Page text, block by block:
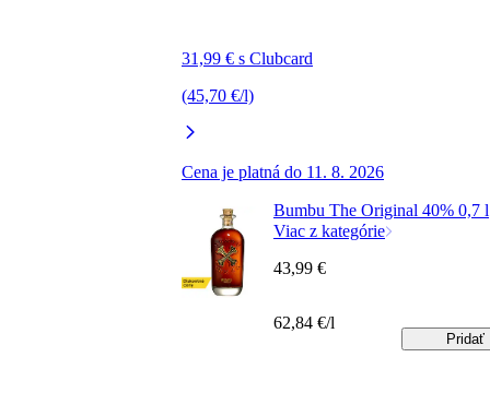
31,99 € s Clubcard
(45,70 €/l)
Cena je platná do 11. 8. 2026
Bumbu The Original 40% 0,7 l
Viac z kategórie
43,99 €
62,84 €/l
Pridať